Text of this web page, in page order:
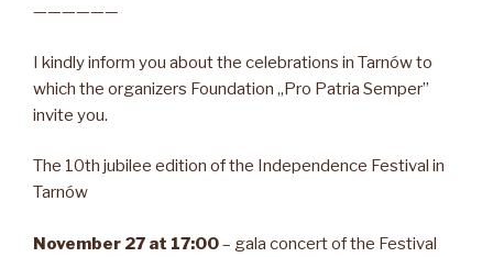
——————
I kindly inform you about the celebrations in Tarnów to
which the organizers Foundation „Pro Patria Semper”
invite you.
The 10th jubilee edition of the Independence Festival in
Tarnów
November 27 at 17:00– gala concert of the Festival